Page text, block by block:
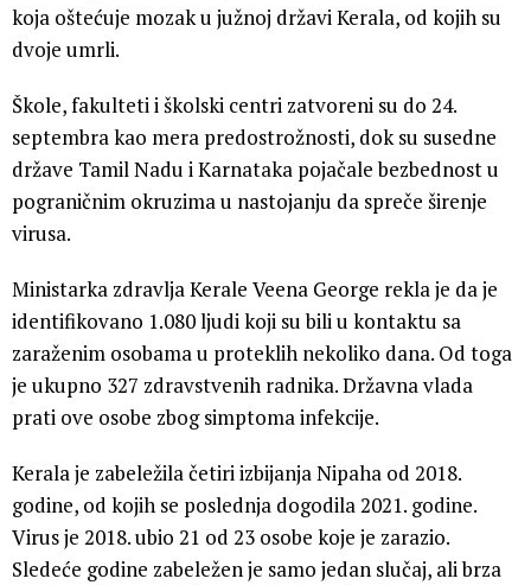
koja oštećuje mozak u južnoj državi Kerala, od kojih su
dvoje umrli.
Škole, fakulteti i školski centri zatvoreni su do 24.
septembra kao mera predostrožnosti, dok su susedne
države Tamil Nadu i Karnataka pojačale bezbednost u
pograničnim okruzima u nastojanju da spreče širenje
virusa.
Ministarka zdravlja Kerale Veena George rekla je da je
identifikovano 1.080 ljudi koji su bili u kontaktu sa
zaraženim osobama u proteklih nekoliko dana. Od toga
je ukupno 327 zdravstvenih radnika. Državna vlada
prati ove osobe zbog simptoma infekcije.
Kerala je zabeležila četiri izbijanja Nipaha od 2018.
godine, od kojih se poslednja dogodila 2021. godine.
Virus je 2018. ubio 21 od 23 osobe koje je zarazio.
Sledeće godine zabeležen je samo jedan slučaj, ali brza